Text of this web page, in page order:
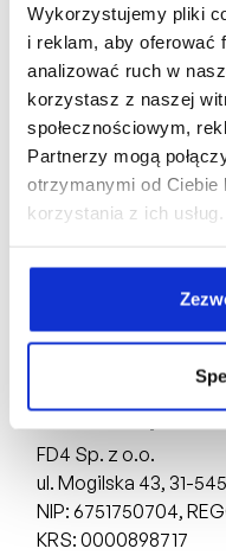
Wykorzystujemy pliki
i reklam, aby oferować
analizować ruch w
korzystasz z naszej
społecznościowym,
Partnerzy mogą
otrzymanymi od
korzystania z ich usług.
Biuro
ul. Mogilska 43,31-
Deweloper:
FD4 Sp. z o.o.
ul. Mogilska 43, 31-
NIP: 6751750704,
KRS: 0000898717